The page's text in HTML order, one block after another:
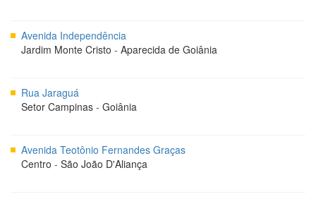
Avenida Independência
Jardim Monte Cristo - Aparecida de Goiânia
Rua Jaraguá
Setor Campinas - Goiânia
Avenida Teotônio Fernandes Graças
Centro - São João D'Aliança